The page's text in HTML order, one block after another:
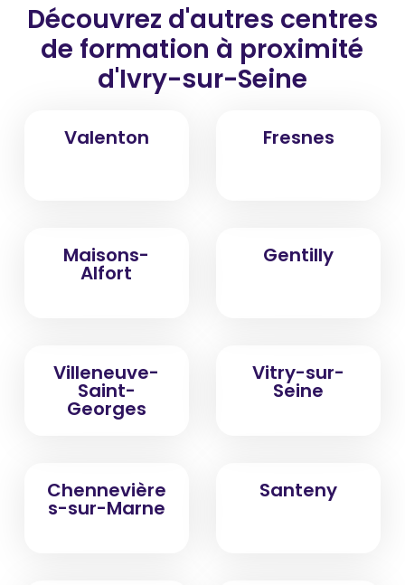
Découvrez d'autres centres
de formation à proximité
d'Ivry-sur-Seine
Valenton Fresnes
Maisons-
Alfort
Gentilly
Villeneuve-
Saint-
Georges
Vitry-sur-
Seine
Chennevière
s-sur-Marne
Santeny